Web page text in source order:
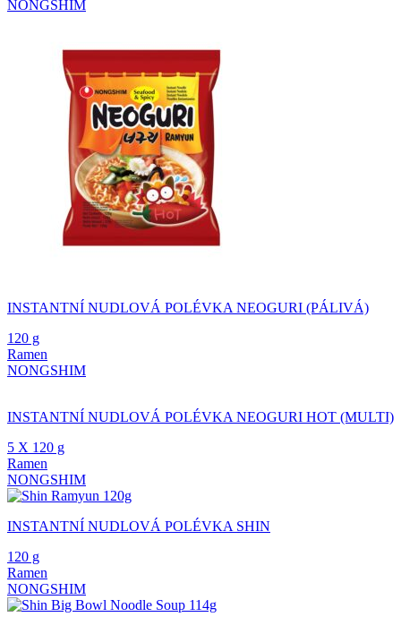
NONGSHIM
INSTANTNÍ NUDLOVÁ POLÉVKA NEOGURI (PÁLIVÁ)
120 g
Ramen
NONGSHIM
INSTANTNÍ NUDLOVÁ POLÉVKA NEOGURI HOT (MULTI)
5 X 120 g
Ramen
NONGSHIM
INSTANTNÍ NUDLOVÁ POLÉVKA SHIN
120 g
Ramen
NONGSHIM